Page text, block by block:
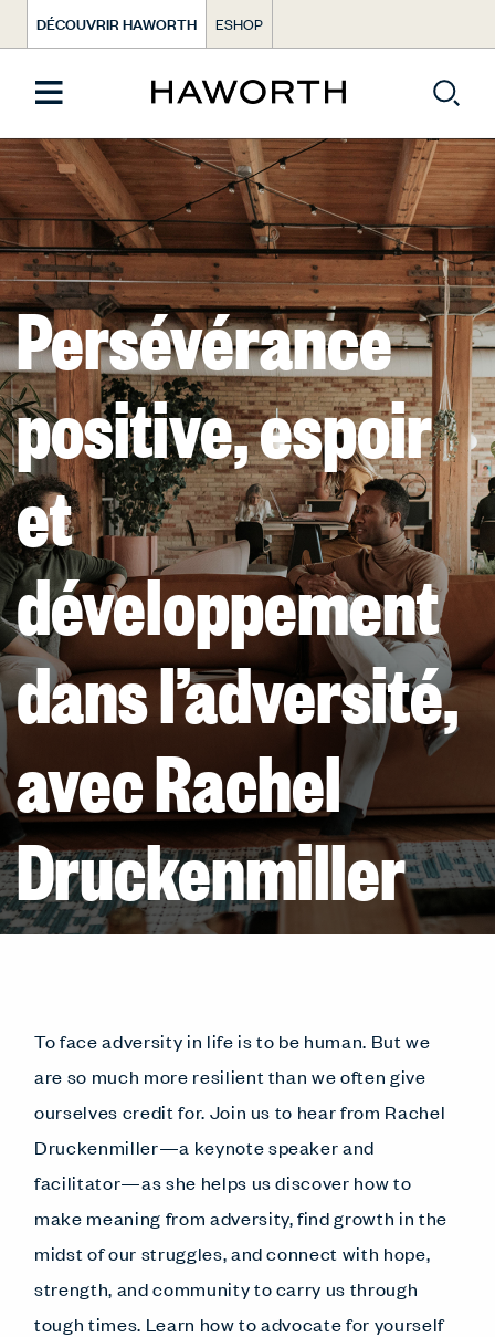
DÉCOUVRIR HAWORTH ESHOP
Persévérance
positive, espoir
et
développement
dans l’adversité,
avec Rachel
Druckenmiller
To face adversity in life is to be human. But we
are so much more resilient than we often give
ourselves credit for. Join us to hear from Rachel
Druckenmiller—a keynote speaker and
facilitator—as she helps us discover how to
make meaning from adversity, find growth in the
midst of our struggles, and connect with hope,
strength, and community to carry us through
tough times. Learn how to advocate for yourself